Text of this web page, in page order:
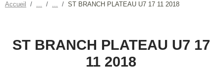
Accueil ST BRANCH PLATEAU U7 17 11 2018
ST BRANCH PLATEAU U7 17
11 2018